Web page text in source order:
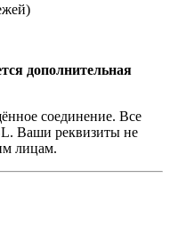
дополнительная
соединение. Все
Ваши реквизиты не
лицам.